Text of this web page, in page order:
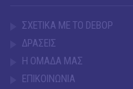
ΣΧΕΤΙΚΑ ΜΕ ΤΟ DEBOP
ΔΡΑΣΕΙΣ
Η ΟΜΑΔΑ ΜΑΣ
ΕΠΙΚΟΙΝΩΝΙΑ